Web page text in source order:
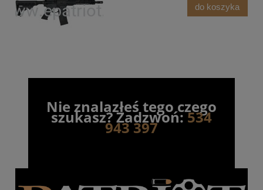
do koszyka
Nie znalazłeś tego czego
szukasz? Zadzwoń:534
943 397